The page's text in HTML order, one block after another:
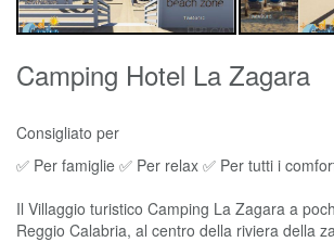
Camping Hotel La Zagara
Consigliato per
✅ Per famiglie ✅ Per relax ✅ Per tutti i
Il Villaggio turistico Camping La Zagara a
Reggio Calabria, al centro della riviera della